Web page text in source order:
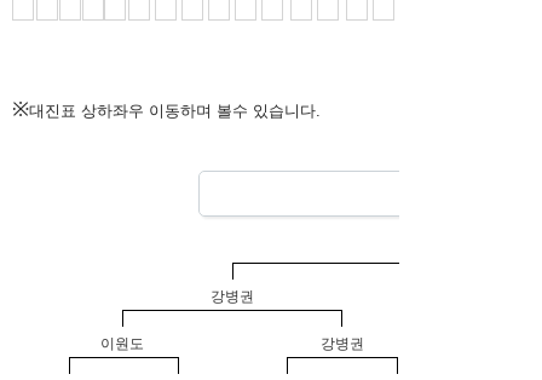
※대진표 상하좌우 이동하며 볼수 있습니다.